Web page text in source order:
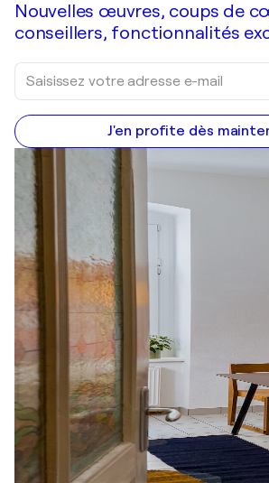
Nouvelles œuvres, coups de
conseillers, fonctionnalités
J'en profite dès